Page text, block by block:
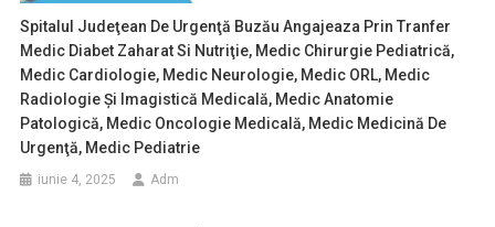
Spitalul Judeţean De Urgenţă Buzău Angajeaza Prin Tranfer
Medic Diabet Zaharat Si Nutriţie, Medic Chirurgie Pediatrică,
Medic Cardiologie, Medic Neurologie, Medic ORL, Medic
Radiologie Şi Imagistică Medicală, Medic Anatomie
Patologică, Medic Oncologie Medicală, Medic Medicină De
Urgenţă, Medic Pediatrie
iunie 4, 2025 Adm